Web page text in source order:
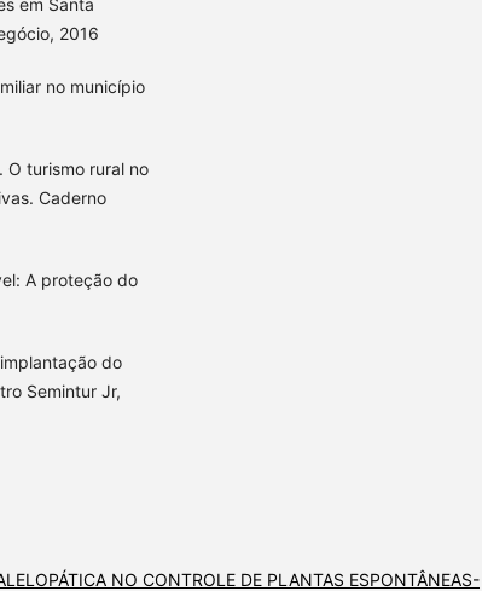
em Santa
2016
no município
O turismo rural no
Caderno
A proteção do
do
Semintur Jr,
NO CONTROLE DE PLANTAS ESPONTÂNEAS-